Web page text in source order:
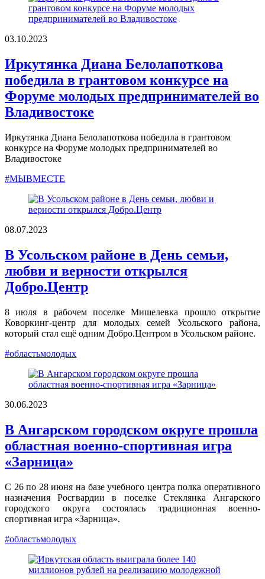
03.10.2023
Иркутянка Диана Белолапоткова
победила в грантовом конкурсе на
Форуме молодых предпринимателей во
Владивостоке
Иркутянка Диана Белолапоткова победила в грантовом
конкурсе на Форуме молодых предпринимателей во
Владивостоке
#МЫВМЕСТЕ
08.07.2023
В Усольском районе в День семьи,
любви и верности открылся
Добро.Центр
8 июля в рабочем поселке Мишелевка прошло открытие
Коворкинг-центр для молодых семей Усольского района,
который стал ещё одним Добро.Центром в Усольском районе.
#областьмолодых
30.06.2023
В Ангарском городском округе прошла
областная военно-спортивная игра
«Зарница»
С 26 по 28 июня на базе учебного центра полка оперативного
назначения Росгвардии в поселке Стеклянка Ангарского
городского округа состоялась традиционная военно-
спортивная игра «Зарница».
#областьмолодых